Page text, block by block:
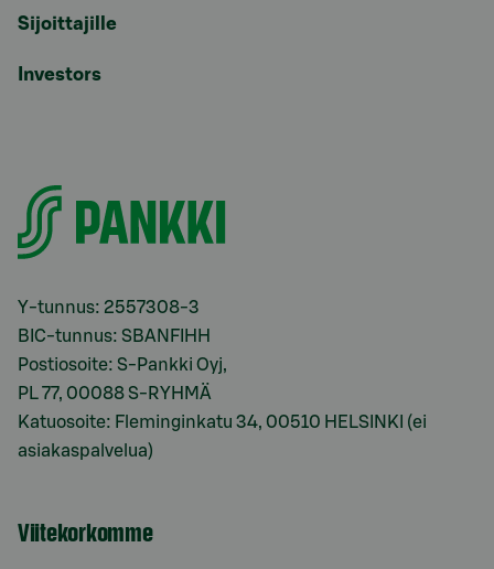
Sijoittajille
Investors
Y-tunnus: 2557308-3
BIC-tunnus: SBANFIHH
Postiosoite: S-Pankki Oyj,
PL 77, 00088 S-RYHMÄ
Katuosoite: Fleminginkatu 34, 00510 HELSINKI (ei
asiakaspalvelua)
Viitekorkomme